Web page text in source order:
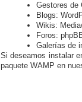
Gestores de
Blogs:
Wikis:
Foros:
Galerías de
Si deseamos instalar
paquete WAMP en